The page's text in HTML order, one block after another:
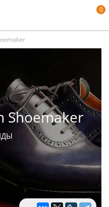
0
Shoemaker